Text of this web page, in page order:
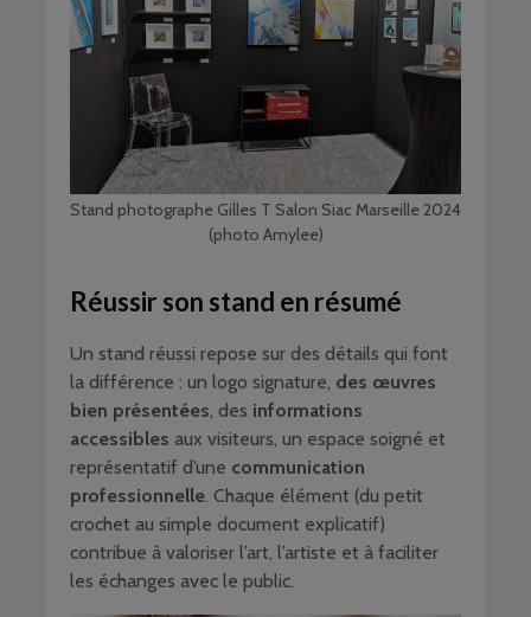
Stand photographe Gilles T Salon Siac Marseille 2024
(photo Amylee)
Réussir son stand en résumé
Un stand réussi repose sur des détails qui font
la différence : un logo signature, des œuvres
bien présentées, des informations
accessibles aux visiteurs, un espace soigné et
représentatif d’une communication
professionnelle. Chaque élément (du petit
crochet au simple document explicatif)
contribue à valoriser l’art, l’artiste et à faciliter
les échanges avec le public.